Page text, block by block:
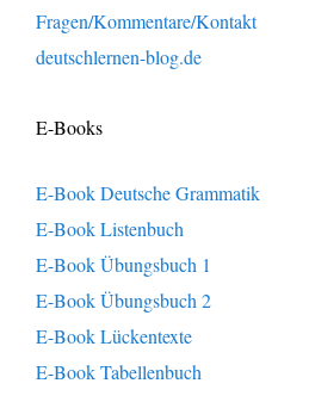
Fragen/Kommentare/Kontakt
deutschlernen-blog.de
E-Books
E-Book Deutsche Grammatik
E-Book Listenbuch
E-Book Übungsbuch 1
E-Book Übungsbuch 2
E-Book Lückentexte
E-Book Tabellenbuch